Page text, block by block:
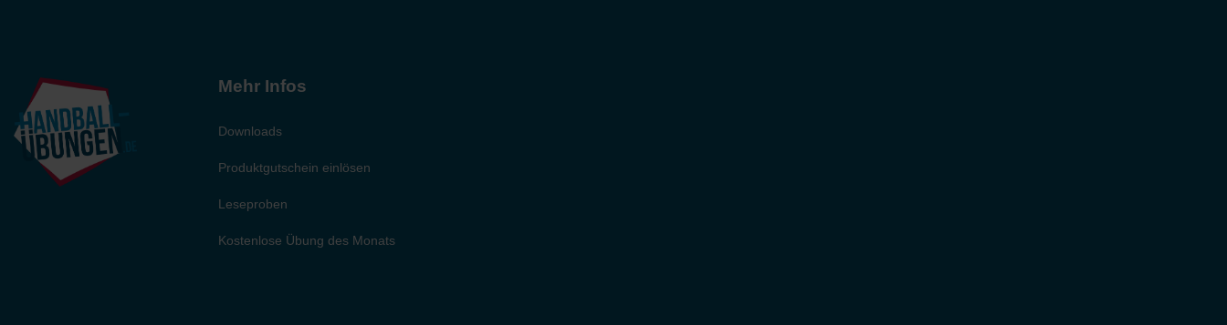
Mehr Infos
Downloads
Produktgutschein einlösen
Leseproben
Kostenlose Übung des Monats